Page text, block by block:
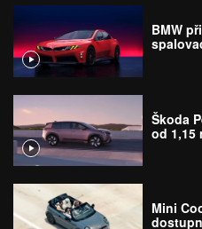
BMW
Škoda
od 1,15
Mini